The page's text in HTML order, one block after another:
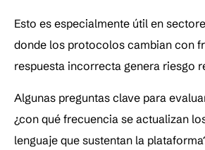
Esto es especialmente útil en
donde los protocolos cambian con
respuesta incorrecta genera riesgo
Algunas preguntas clave para
¿con qué frecuencia se actualizan
lenguaje que sustentan la